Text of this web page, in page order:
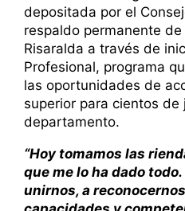
depositada por el
respaldo permanente
Risaralda a través de
Profesional, programa
las oportunidades de
superior para cientos de
departamento.
“Hoy tomamos las
que me lo ha dado
unirnos, a